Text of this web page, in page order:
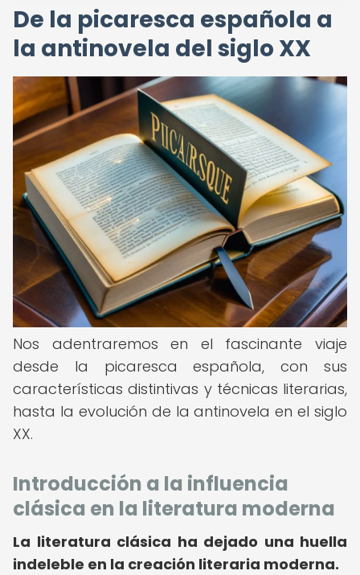
De la picaresca española a
la antinovela del siglo XX
Nos adentraremos en el fascinante viaje
desde la picaresca española, con sus
características distintivas y técnicas literarias,
hasta la evolución de la antinovela en el siglo
XX.
Introducción a la influencia
clásica en la literatura moderna
La literatura clásica ha dejado una huella
indeleble en la creación literaria moderna.